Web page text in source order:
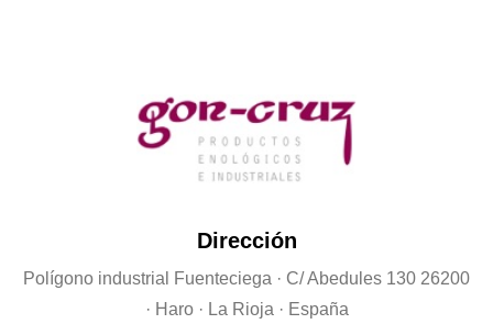
Dirección
Polígono industrial Fuenteciega · C/ Abedules 130 26200
· Haro · La Rioja · España